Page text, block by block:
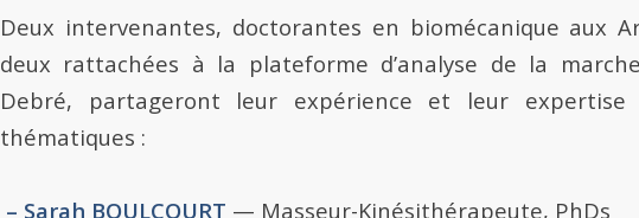
Deux intervenantes, doctorantes en biomécanique aux
deux rattachées à la plateforme d’analyse de la
Debré, partageront leur expérience et leur
thématiques :
– Sarah BOULCOURT — Masseur-Kinésithérapeute, PhDs